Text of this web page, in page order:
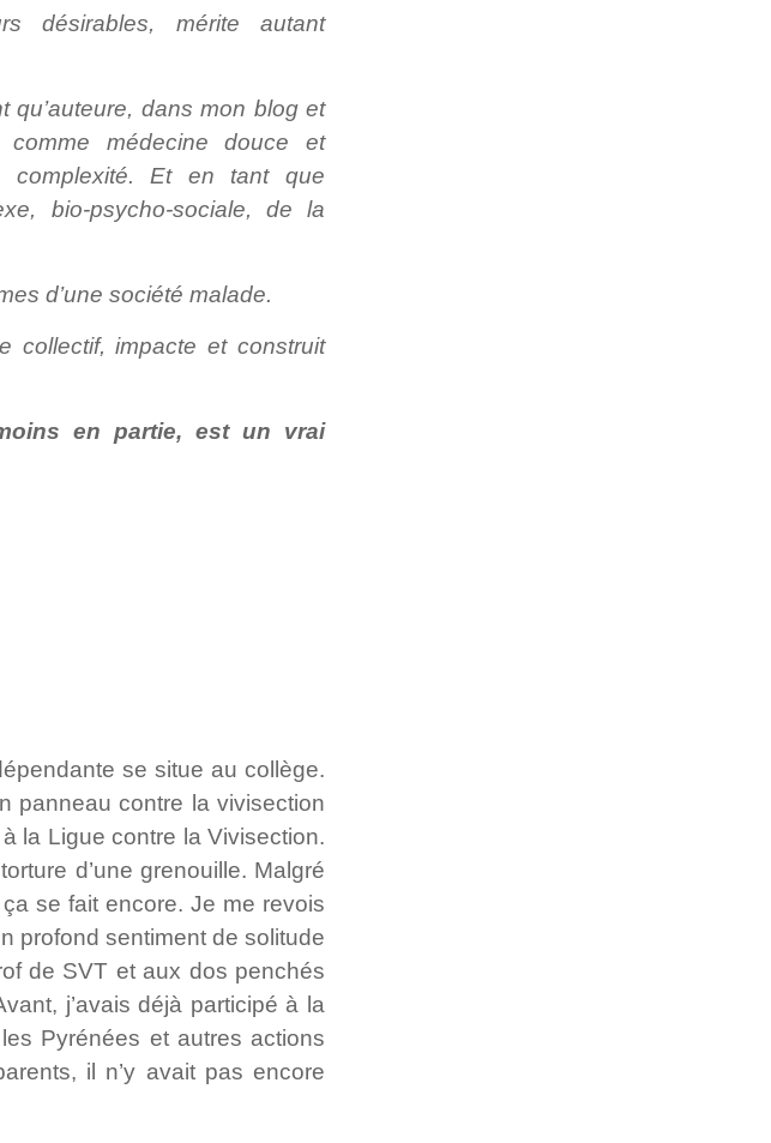
désirables, mérite autant
qu’auteure, dans mon blog et
comme médecine douce et
complexité. Et en tant que
bio-psycho-sociale, de la
d’une société malade.
collectif, impacte et construit
en partie, est un vrai
se situe au collège.
panneau contre la vivisection
la Ligue contre la Vivisection.
d’une grenouille. Malgré
se fait encore. Je me revois
profond sentiment de solitude
de SVT et aux dos penchés
j’avais déjà participé à la
Pyrénées et autres actions
il n’y avait pas encore